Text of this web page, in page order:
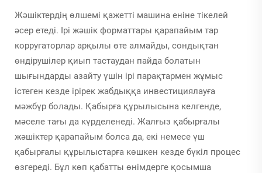
Жәшіктердің өлшемі қажетті машина еніне тікелей
әсер етеді. Ірі жәшік форматтары қарапайым тар
корругаторлар арқылы өте алмайды, сондықтан
өндірушілер қиып тастаудан пайда болатын
шығындарды азайту үшін ірі парақтармен жұмыс
істеген кезде ірірек жабдыққа инвестициялауға
мәжбүр болады. Қабырға құрылысына келгенде,
мәселе тағы да күрделенеді. Жалғыз қабырғалы
жәшіктер қарапайым болса да, екі немесе үш
қабырғалы құрылыстарға көшкен кезде бүкіл процес
өзгереді. Бұл көп қабатты өнімдерге қосымша